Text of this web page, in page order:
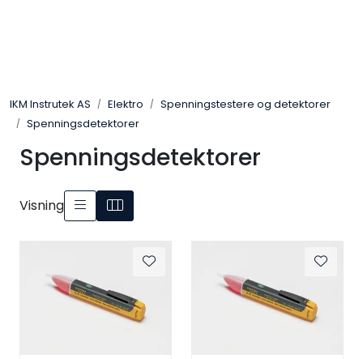
IKM Instrutek AS Elektro
Spenningstestere og detektorer
Spenningsdetektorer
Spenningsdetektorer
Visning
Elektro
Elektronikk
Prosess
Miljø og sikkerhet